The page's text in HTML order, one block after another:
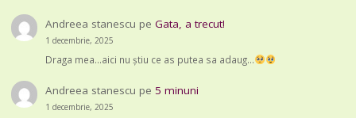
Andreea stanescu peGata, a trecut!
1 decembrie, 2025
Draga mea...aici nu știu ce as putea sa adaug...
Andreea stanescu pe 5 minuni
1 decembrie, 2025